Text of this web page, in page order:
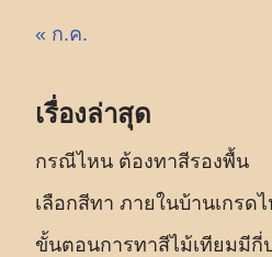
« ก.ค.
เรื่องล่าสุด
กรณีไหน ต้องทาสีรองพื้น
เลือกสีทา ภายในบ้านเกรด
ขั้นตอนการทาสีไม้เทียมมีกี่